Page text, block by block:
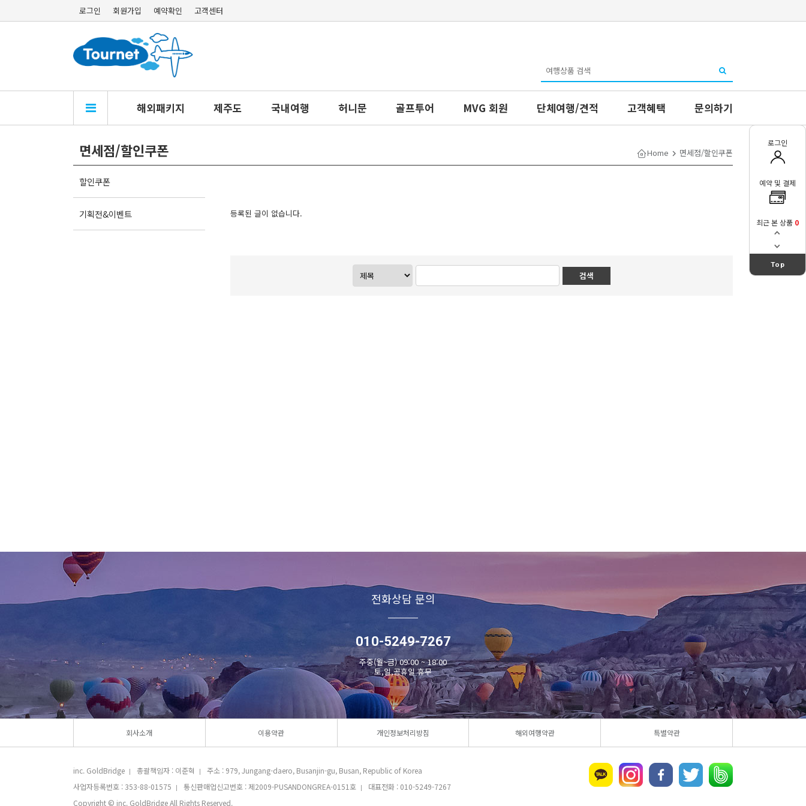
로그인 회원가입 예약확인 고객센터
해외패키지 제주도 국내여행 허니문 골프투어 MVG 회원 단체여행/견적 고객혜택 문의하기
면세점/할인쿠폰 Home 면세점/할인쿠폰
할인쿠폰
기획전&이벤트 등록된 글이 없습니다.
로그인
예약 및 결제
최근 본 상품 0
Top
전화상담 문의
010-5249-7267
주중(월~금) 09:00 ~ 18:00
토,일,공휴일 휴무
회사소개 이용약관 개인정보처리방침 해외여행약관 특별약관
inc. GoldBridge | 총괄책임자 : 이준혁 |
주소 : 979, Jungang-daero, Busanjin-gu, Busan, Republic of Korea
사업자등록번호 : 353-88-01575
| 통신판매업신고번호 : 제2009-PUSANDONGREA-0151호 |
대표전화 : 010-5249-7267
Copyright © inc. GoldBridge All Rights Reserved.